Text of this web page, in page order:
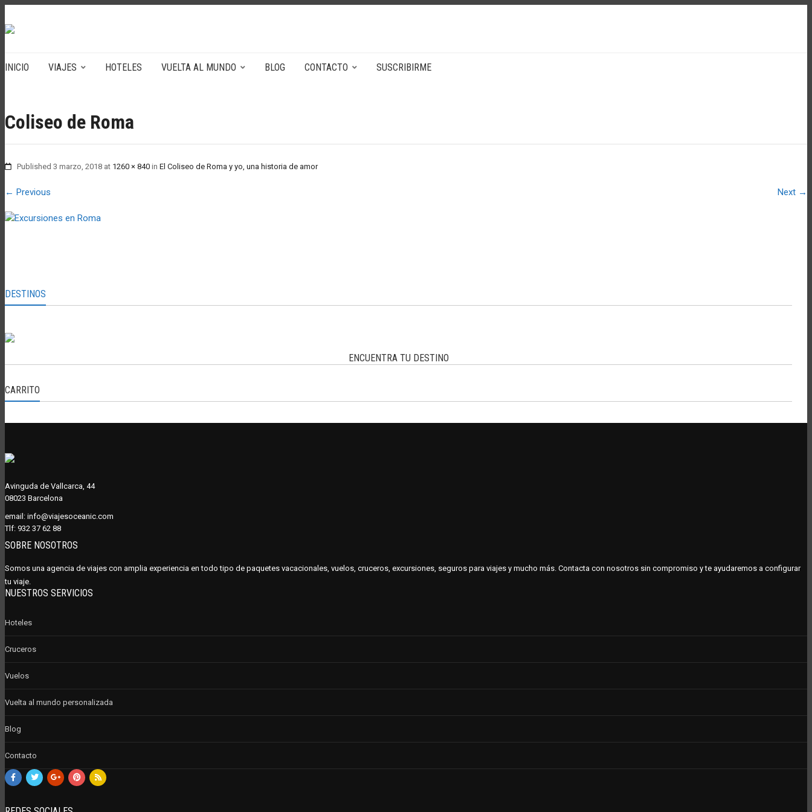
INICIO VIAJES HOTELES VUELTA AL MUNDO BLOG CONTACTO SUSCRIBIRME
Coliseo de Roma
Published 3 marzo, 2018 at 1260 × 840 in El Coliseo de Roma y yo, una historia de amor
← Previous Next →
DESTINOS
ENCUENTRA TU DESTINO
CARRITO
Avinguda de Vallcarca, 44
08023 Barcelona
email: info@viajesoceanic.com
Tlf: 932 37 62 88
SOBRE NOSOTROS
Somos una agencia de viajes con amplia experiencia en todo tipo de paquetes vacacionales, vuelos, cruceros, excursiones, seguros para viajes y mucho más. Contacta con nosotros sin compromiso y te ayudaremos a configurar
tu viaje.
NUESTROS SERVICIOS
Hoteles
Cruceros
Vuelos
Vuelta al mundo personalizada
Blog
Contacto